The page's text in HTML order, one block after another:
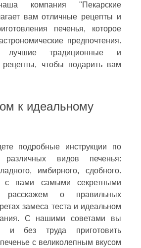
компания "Пекарские
вам отличные рецепты и
печенья, которое
предпочтения.
традиционные и
рецепты, чтобы подарить вам
к идеальному
подробные инструкции по
различных видов печенья:
имбирного, сдобного.
с вами самыми секретными
о правильных
замеса теста и идеальном
С нашими советами вы
и без труда приготовить
с великолепным вкусом